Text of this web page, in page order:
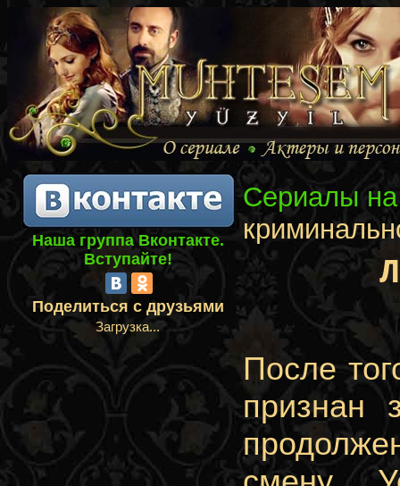
Наша группа Вконтакте.
Вступайте!
Поделиться с друзьями
Загрузка...
Сериалы
После
признан